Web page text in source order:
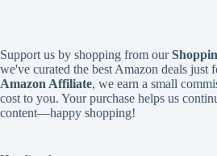
Support us by shopping from our
we've curated the best Amazon deals just
Amazon Affiliate, we earn a small
cost to you. Your purchase helps us
content—happy shopping!